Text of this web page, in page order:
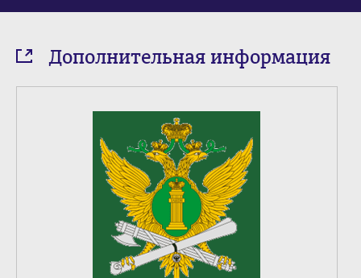
Дополнительная информация